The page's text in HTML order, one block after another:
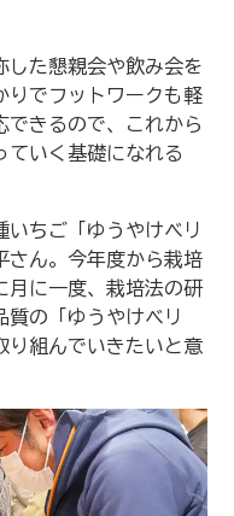
した懇親会や飲み会を
りでフットワークも軽
できるので、これから
ていく基礎になれる
いちご「ゆうやけベリ
さん。今年度から栽培
月に一度、栽培法の研
質の「ゆうやけベリ
り組んでいきたいと意